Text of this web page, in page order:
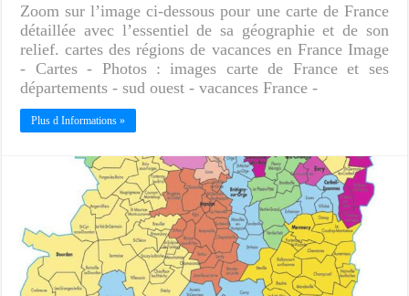
Zoom sur l’image ci-dessous pour une carte de France
détaillée avec l’essentiel de sa géographie et de son
relief. cartes des régions de vacances en France Image
- Cartes - Photos : images carte de France et ses
départements - sud ouest - vacances France -
Plus d Informations »